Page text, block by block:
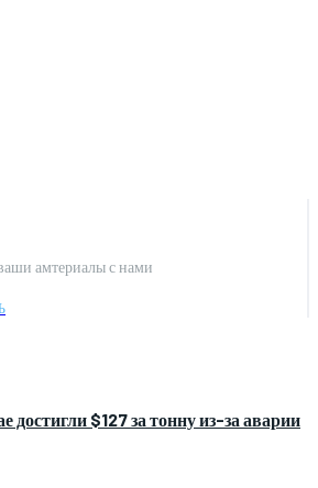
амтериалы с нами
достигли $127 за тонну из-за аварии